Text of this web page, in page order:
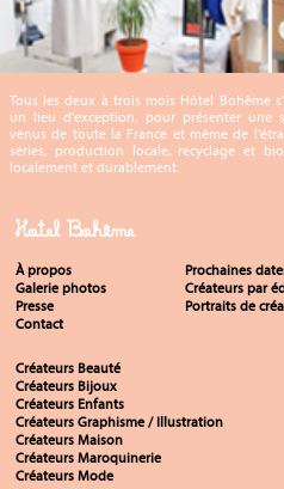
Tous les deux à trois mois Hôtel Bohême
un lieu d'exception, pour présenter une
venus de toute la France et même de
séries, production locale, recyclage et
localement et durablement.
Hotel Bohême
À propos
Prochaines
Galerie photos
Créateurs par
Presse
Portraits de
Contact
Créateurs Beauté
Créateurs Bijoux
Créateurs Enfants
Créateurs Graphisme / Illustration
Créateurs Maison
Créateurs Maroquinerie
Créateurs Mode